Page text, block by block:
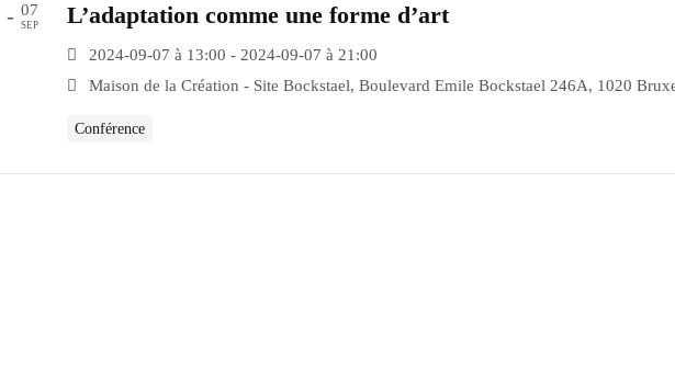
- 07
SEP L’adaptation comme une forme d’art
2024-09-07 à 13:00 - 2024-09-07 à 21:00
Maison de la Création - Site Bockstael, Boulevard Emile Bockstael 246A, 1020
Conférence